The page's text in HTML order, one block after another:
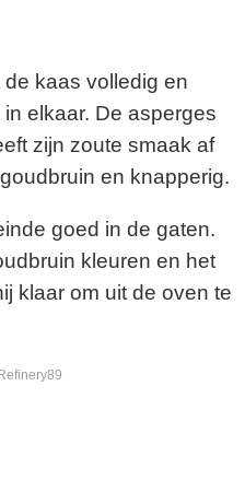
kaas volledig en
elkaar. De asperges
zijn zoute smaak af
en knapperig.
goed in de gaten.
kleuren en het
klaar om uit de oven te